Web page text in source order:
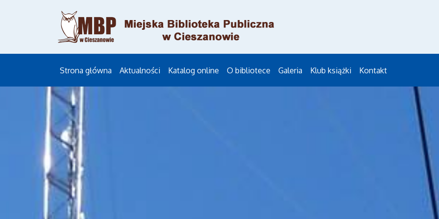
Strona główna Aktualności Katalog online O bibliotece Galeria Klub książki Kontakt